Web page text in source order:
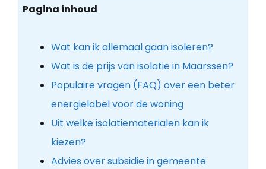
Pagina inhoud
Wat kan ik allemaal gaan isoleren?
Wat is de prijs van isolatie in Maarssen?
Populaire vragen (FAQ) over een beter
energielabel voor de woning
Uit welke isolatiematerialen kan ik
kiezen?
Advies over subsidie in gemeente